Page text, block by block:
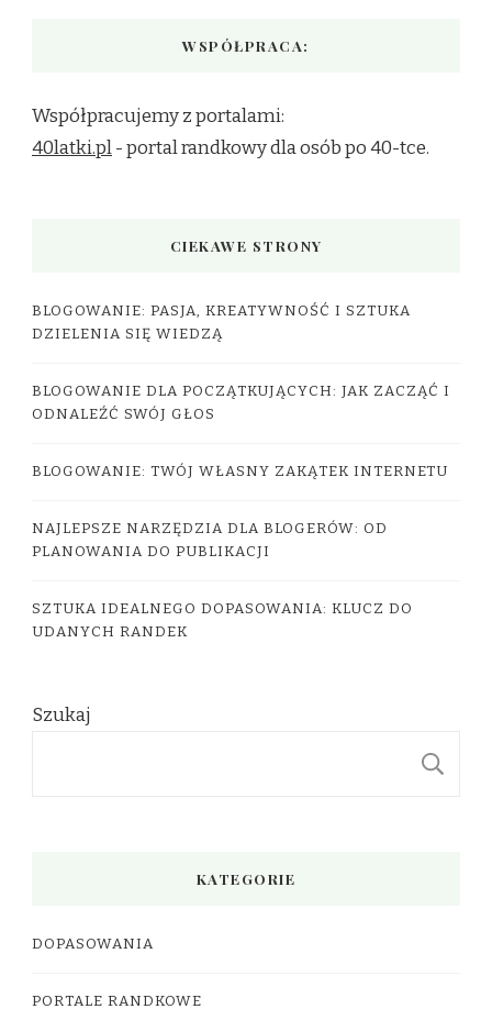
WSPÓŁPRACA:
Współpracujemy z portalami:
40latki.pl- portal randkowy dla osób po 40-tce.
CIEKAWE STRONY
BLOGOWANIE: PASJA, KREATYWNOŚĆ I SZTUKA
DZIELENIA SIĘ WIEDZĄ
BLOGOWANIE DLA POCZĄTKUJĄCYCH: JAK ZACZĄĆ I
ODNALEŹĆ SWÓJ GŁOS
BLOGOWANIE: TWÓJ WŁASNY ZAKĄTEK INTERNETU
NAJLEPSZE NARZĘDZIA DLA BLOGERÓW: OD
PLANOWANIA DO PUBLIKACJI
SZTUKA IDEALNEGO DOPASOWANIA: KLUCZ DO
UDANYCH RANDEK
Szukaj
KATEGORIE
DOPASOWANIA
PORTALE RANDKOWE